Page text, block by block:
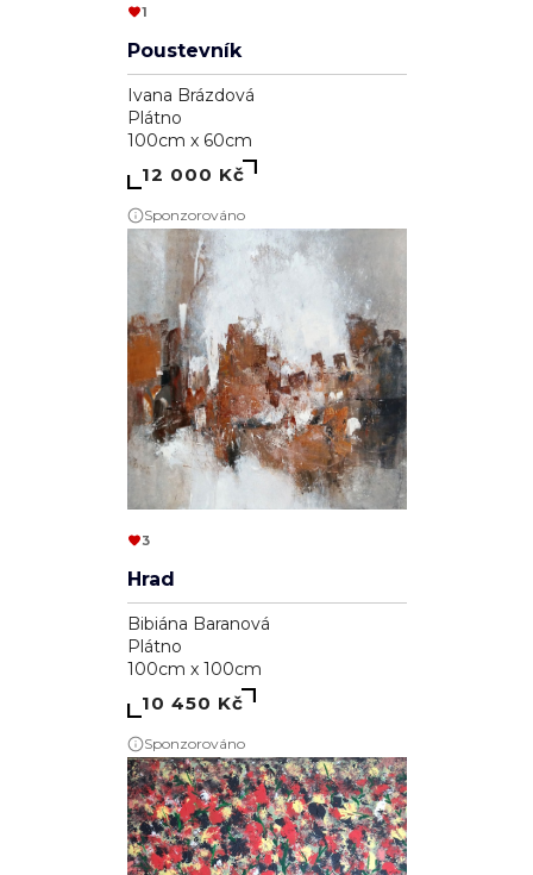
1
Poustevník
Ivana Brázdová
Plátno
100cm x 60cm
12 000 Kč
Sponzorováno
3
Hrad
Bibiána Baranová
Plátno
100cm x 100cm
10 450 Kč
Sponzorováno